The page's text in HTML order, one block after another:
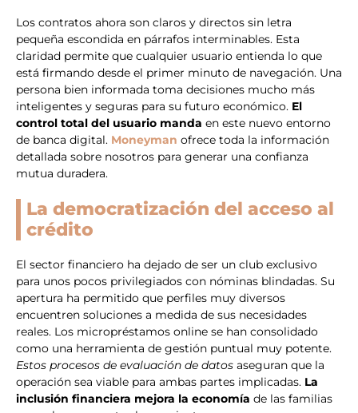
Los contratos ahora son claros y directos sin letra
pequeña escondida en párrafos interminables. Esta
claridad permite que cualquier usuario entienda lo que
está firmando desde el primer minuto de navegación. Una
persona bien informada toma decisiones mucho más
inteligentes y seguras para su futuro económico. El
control total del usuario manda en este nuevo entorno
de banca digital. Moneyman ofrece toda la información
detallada sobre nosotros para generar una confianza
mutua duradera.
La democratización del acceso al
crédito
El sector financiero ha dejado de ser un club exclusivo
para unos pocos privilegiados con nóminas blindadas. Su
apertura ha permitido que perfiles muy diversos
encuentren soluciones a medida de sus necesidades
reales. Los micropréstamos online se han consolidado
como una herramienta de gestión puntual muy potente.
Estos procesos de evaluación de datos aseguran que la
operación sea viable para ambas partes implicadas. La
inclusión financiera mejora la economía de las familias